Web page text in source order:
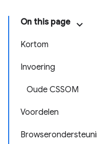
On this page
Kortom
Invoering
Oude CSSOM
Voordelen